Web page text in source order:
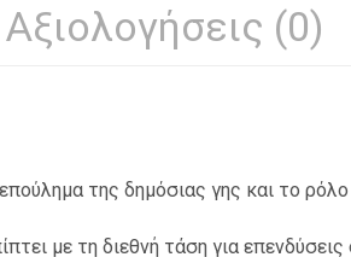
Αξιολογήσεις (0)
της δημόσιας γης και το
με τη διεθνή τάση για επενδύσεις